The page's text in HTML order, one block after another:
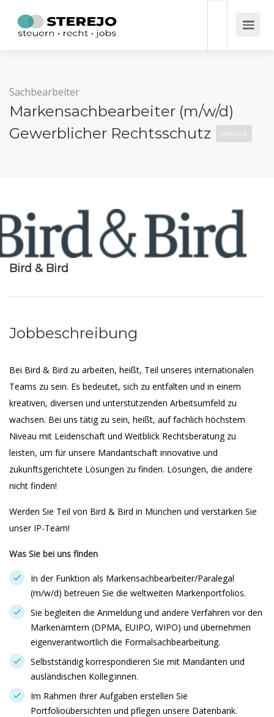
Sachbearbeiter
Markensachbearbeiter (m/w/d)
Gewerblicher Rechtsschutz
Vollzeit
Bird & Bird
Jobbeschreibung
Bei Bird & Bird zu arbeiten, heißt, Teil unseres internationalen
Teams zu sein. Es bedeutet, sich zu entfalten und in einem
kreativen, diversen und unterstützenden Arbeitsumfeld zu
wachsen. Bei uns tätig zu sein, heißt, auf fachlich höchstem
Niveau mit Leidenschaft und Weitblick Rechtsberatung zu
leisten, um für unsere Mandantschaft innovative und
zukunftsgerichtete Lösungen zu finden. Lösungen, die andere
nicht finden!
Werden Sie Teil von Bird & Bird in München und verstärken Sie
unser IP-Team!
Was Sie bei uns finden
In der Funktion als Markensachbearbeiter/Paralegal
(m/w/d) betreuen Sie die weltweiten Markenportfolios.
Sie begleiten die Anmeldung und andere Verfahren vor den
Markenämtern (DPMA, EUIPO, WIPO) und übernehmen
eigenverantwortlich die Formalsachbearbeitung.
Selbstständig korrespondieren Sie mit Mandanten und
ausländischen Kolleg:innen.
Im Rahmen Ihrer Aufgaben erstellen Sie
Portfolioübersichten und pflegen unsere Datenbank.